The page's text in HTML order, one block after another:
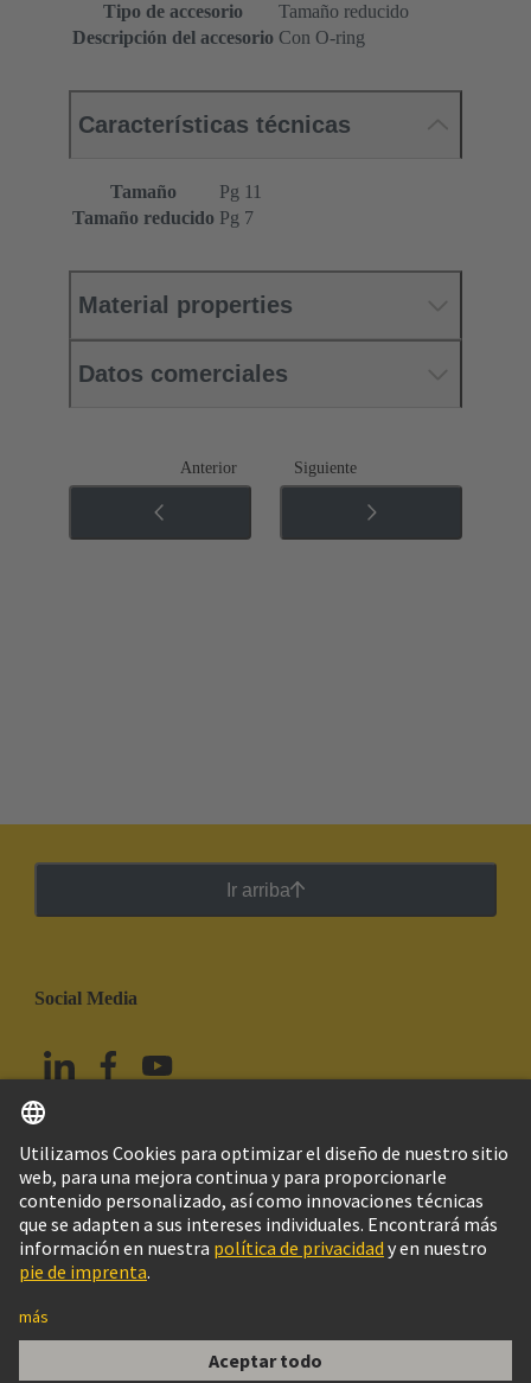
Tipo de accesorio
Tamaño reducido
Descripción del accesorio Con O-ring
Características técnicas
Tamaño
Pg 11
Tamaño reducido Pg 7
Material properties
Datos comerciales
Anterior Siguiente
Ir arriba
Social Media
México Español
© HARTING Technology Group
Imprint
Información al cliente